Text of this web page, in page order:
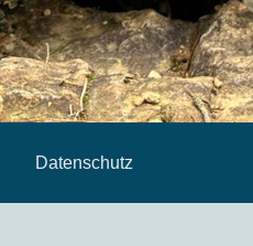
Datenschutz